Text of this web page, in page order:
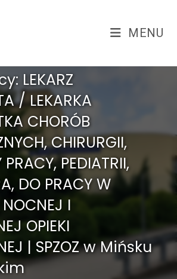
MENU
LEKARZ
/ LEKARKA
CHORÓB
CHIRURGII,
PEDIATRII,
DO PRACY W
I
OPIEKI
| SPZOZ w Mińsku